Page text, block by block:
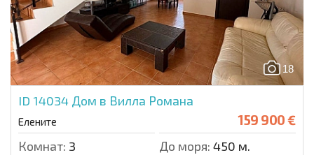
18
ID 14034 Дом в Вилла Романа
Елените 159 900 €
Комнат: 3 До моря: 450 м.